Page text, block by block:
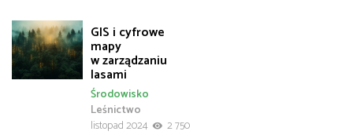
GIS i cyfrowe
mapy
w zarządzaniu
lasami
Leśnictwo
Środowisko
listopad 2024
2 750